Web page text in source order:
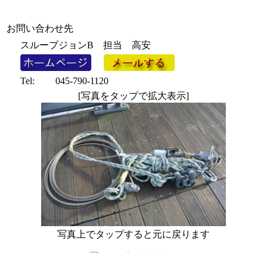
お問い合わせ先
スループジョンB 担当 高安
Tel:
045-790-1120
[写真をタップで拡大表示]
写真上でタップすると元に戻ります